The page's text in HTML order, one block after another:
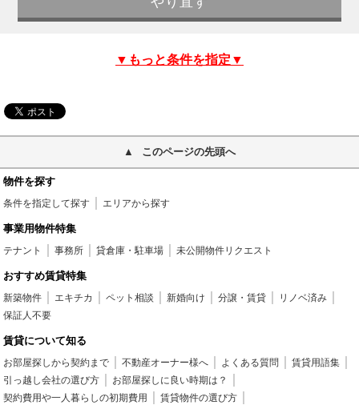
▼もっと条件を指定▼
このページの先頭へ
物件を探す
条件を指定して探す エリアから探す
事業用物件特集
テナント 事務所 貸倉庫・駐車場 未公開物件リクエスト
おすすめ賃貸特集
新築物件 エキチカ ペット相談 新婚向け 分譲・賃貸
リノベ済み
保証人不要
賃貸について知る
お部屋探しから契約まで 不動産オーナー様へ よくある質問
賃貸用語集
引っ越し会社の選び方
お部屋探しに良い時期は？
契約費用や一人暮らしの初期費用
賃貸物件の選び方